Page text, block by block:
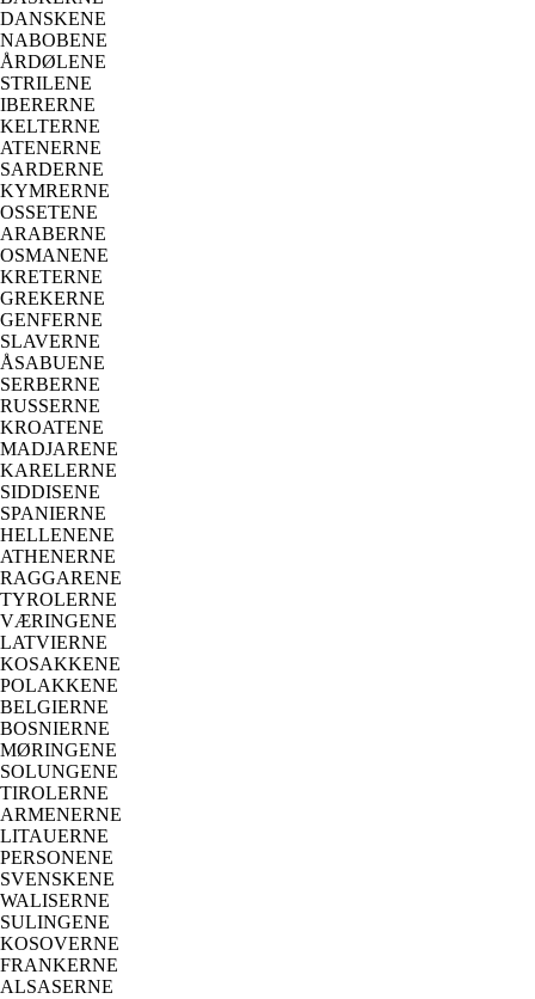
DANSKENE
NABOBENE
ÅRDØLENE
STRILENE
IBERERNE
KELTERNE
ATENERNE
SARDERNE
KYMRERNE
OSSETENE
ARABERNE
OSMANENE
KRETERNE
GREKERNE
GENFERNE
SLAVERNE
ÅSABUENE
SERBERNE
RUSSERNE
KROATENE
MADJARENE
KARELERNE
SIDDISENE
SPANIERNE
HELLENENE
ATHENERNE
RAGGARENE
TYROLERNE
VÆRINGENE
LATVIERNE
KOSAKKENE
POLAKKENE
BELGIERNE
BOSNIERNE
MØRINGENE
SOLUNGENE
TIROLERNE
ARMENERNE
LITAUERNE
PERSONENE
SVENSKENE
WALISERNE
SULINGENE
KOSOVERNE
FRANKERNE
ALSASERNE